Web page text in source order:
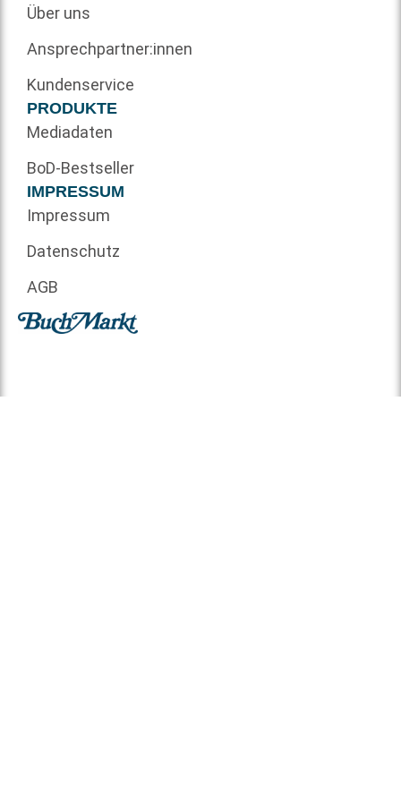
Über uns
Ansprechpartner:innen
Kundenservice
PRODUKTE
Mediadaten
BoD-Bestseller
IMPRESSUM
Impressum
Datenschutz
AGB